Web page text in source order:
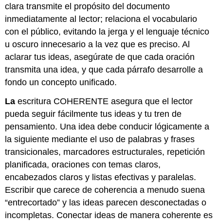
clara transmite el propósito del documento
inmediatamente al lector; relaciona el vocabulario
con el público, evitando la jerga y el lenguaje técnico
u oscuro innecesario a la vez que es preciso. Al
aclarar tus ideas, asegúrate de que cada oración
transmita una idea, y que cada párrafo desarrolle a
fondo un concepto unificado.
La escritura COHERENTE asegura que el lector
pueda seguir fácilmente tus ideas y tu tren de
pensamiento. Una idea debe conducir lógicamente a
la siguiente mediante el uso de palabras y frases
transicionales, marcadores estructurales, repetición
planificada, oraciones con temas claros,
encabezados claros y listas efectivas y paralelas.
Escribir que carece de coherencia a menudo suena
“entrecortado” y las ideas parecen desconectadas o
incompletas. Conectar ideas de manera coherente es